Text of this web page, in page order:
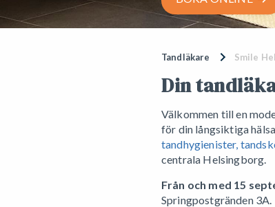
Tandläkare Smile
Din
Välkommen till en
för din långsiktiga
tandhygienister,
centrala Helsingborg.
Från och med 15
Springpostgränden 3A.